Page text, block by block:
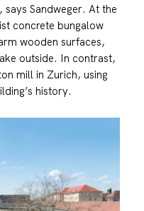
Sandweger. At the
concrete bungalow
wooden surfaces,
outside. In contrast,
mill in Zurich, using
history.